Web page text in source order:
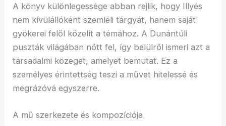
A könyv különlegessége abban rejlik, hogy Illyés
nem kívülállóként szemléli tárgyát, hanem saját
gyökerei felől közelít a témához. A Dunántúli
puszták világában nőtt fel, így belülről ismeri azt a
társadalmi közeget, amelyet bemutat. Ez a
személyes érintettség teszi a művet hitelessé és
megrázóvá egyszerre.
A mű szerkezete és kompozíciója